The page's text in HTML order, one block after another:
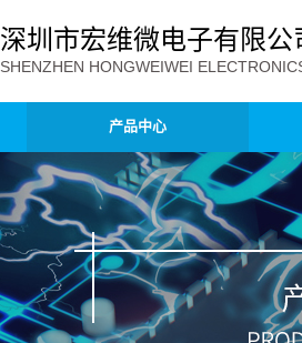
深圳市宏维微电子有限公
SHENZHEN HONGWEIWEI
产品中心